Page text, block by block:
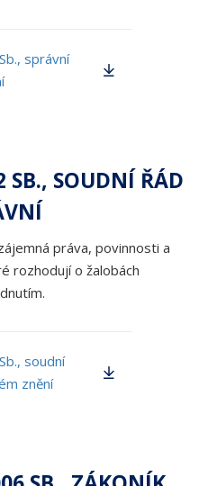
správní
SOUDNÍ ŘÁD
práva, povinnosti a
rozhodují o žalobách
soudní
znění